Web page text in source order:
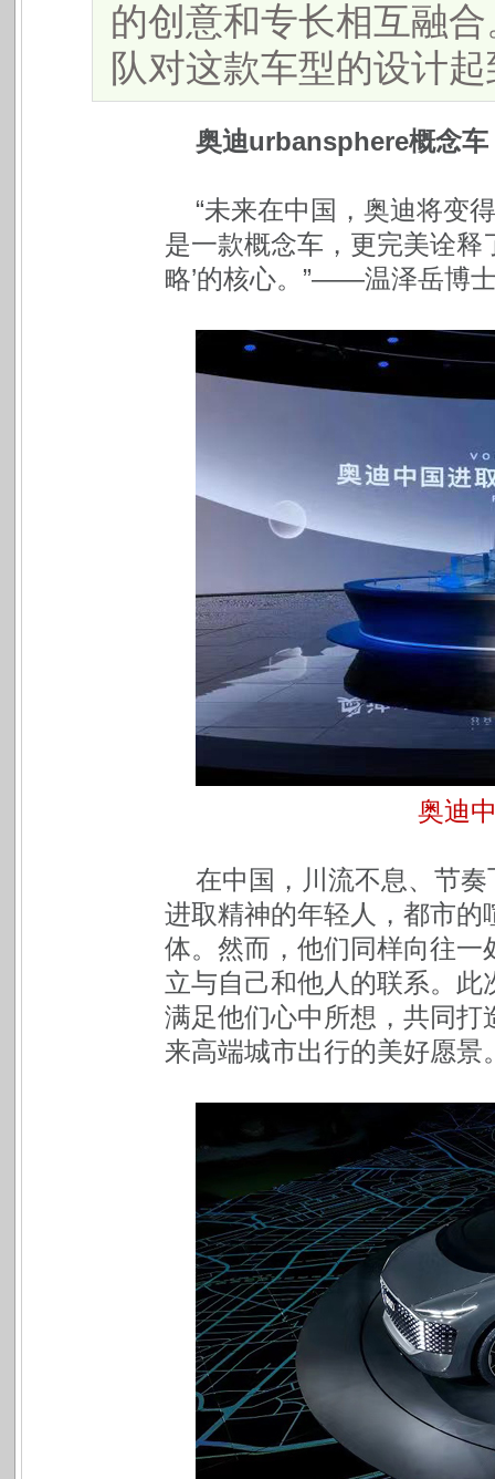
的创意和专长相互融
队对这款车型的设计
奥迪urbansphere概念车
“未来在中国，奥迪将变
是一款概念车，更完美诠释
略’的核心。”——温泽岳博
奥迪
在中国，川流不息、节
进取精神的年轻人，都市
体。然而，他们同样向往
立与自己和他人的联系。
满足他们心中所想，共同打
来高端城市出行的美好愿景